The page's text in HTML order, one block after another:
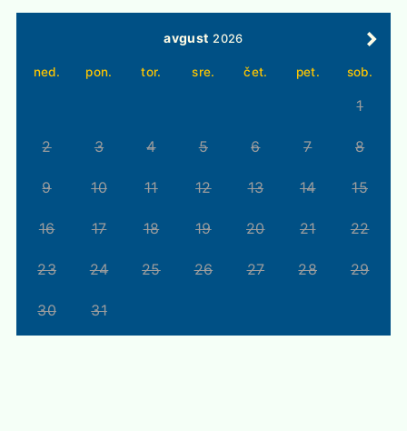
avgust 2026
ned. pon. tor. sre. čet. pet. sob.
1
2 3 4 5 6 7 8
9 10 11 12 13 14 15
16 17 18 19 20 21 22
23 24 25 26 27 28 29
30 31